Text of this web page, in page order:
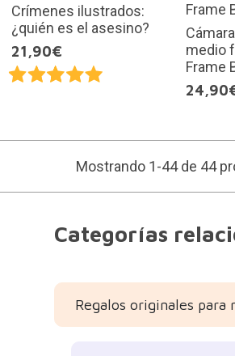
Crímenes ilustrados:
¿quién es el asesino?
21,90€
medio
Frame
Mostrando 1-44 de 44
Categorías
Regalos originales para